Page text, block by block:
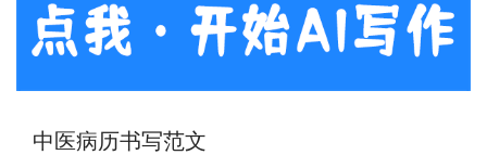
中医病历书写范文